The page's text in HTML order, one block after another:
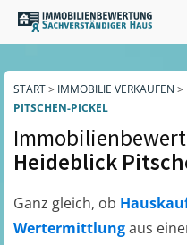
START> IMMOBILIE VERKAUFEN >
PITSCHEN-PICKEL
Heideblick
Ganz gleich, ob
Wertermittlungaus